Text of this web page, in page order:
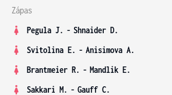
Zápas
Pegula J. - Shnaider D.
Svitolina E. - Anisimova A.
Brantmeier R. - Mandlik E.
Sakkari M. - Gauff C.